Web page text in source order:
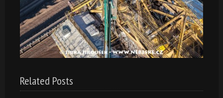
Related Posts